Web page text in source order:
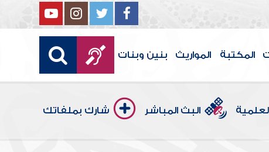
المكتبة المواريث بنين وبنات
البث المباشر شارك بملفاتك